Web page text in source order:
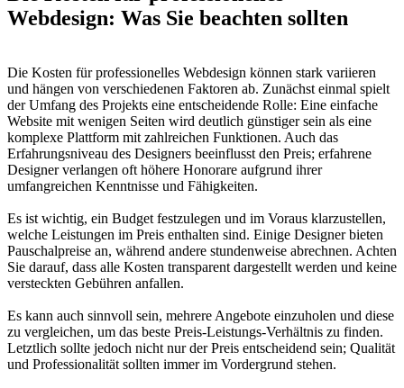
Webdesign: Was Sie beachten sollten
Die Kosten für professionelles Webdesign können stark variieren
und hängen von verschiedenen Faktoren ab. Zunächst einmal spielt
der Umfang des Projekts eine entscheidende Rolle: Eine einfache
Website mit wenigen Seiten wird deutlich günstiger sein als eine
komplexe Plattform mit zahlreichen Funktionen. Auch das
Erfahrungsniveau des Designers beeinflusst den Preis; erfahrene
Designer verlangen oft höhere Honorare aufgrund ihrer
umfangreichen Kenntnisse und Fähigkeiten.
Es ist wichtig, ein Budget festzulegen und im Voraus klarzustellen,
welche Leistungen im Preis enthalten sind. Einige Designer bieten
Pauschalpreise an, während andere stundenweise abrechnen. Achten
Sie darauf, dass alle Kosten transparent dargestellt werden und keine
versteckten Gebühren anfallen.
Es kann auch sinnvoll sein, mehrere Angebote einzuholen und diese
zu vergleichen, um das beste Preis-Leistungs-Verhältnis zu finden.
Letztlich sollte jedoch nicht nur der Preis entscheidend sein; Qualität
und Professionalität sollten immer im Vordergrund stehen.